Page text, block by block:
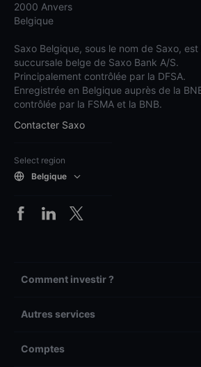
2000 Anvers
Belgique
Saxo Belgique, sous le nom de Saxo, est
succursale belge de Saxo Bank A/S.
Principalement contrôlée par la DFSA.
Enregistrée en Belgique auprès de la
contrôlée par la FSMA et la BNB.
Contacter Saxo
Select region
Belgique
Comment investir ?
Autres services
Comptes